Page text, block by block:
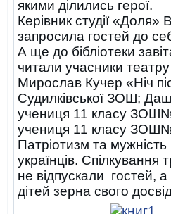
якими ділились герої.
Керівник студії «Доля»
запросила гостей до
А ще до бібліотеки
читали учасники
Мирослав Кучер «Ніч
Судилківської ЗОШ;
учениця 11 класу
учениця 11 класу
Патріотизм та
українців.
не відпускали гостей,
дітей зерна свого